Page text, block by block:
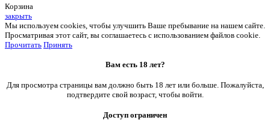
Корзина
закрыть
Мы используем cookies, чтобы улучшить Ваше пребывание на нашем сайте.
Просматривая этот сайт, вы соглашаетесь с использованием файлов cookie.
Прочитать Принять
Вам есть 18 лет?
Для просмотра страницы вам должно быть 18 лет или больше. Пожалуйста,
подтвердите свой возраст, чтобы войти.
Доступ ограничен